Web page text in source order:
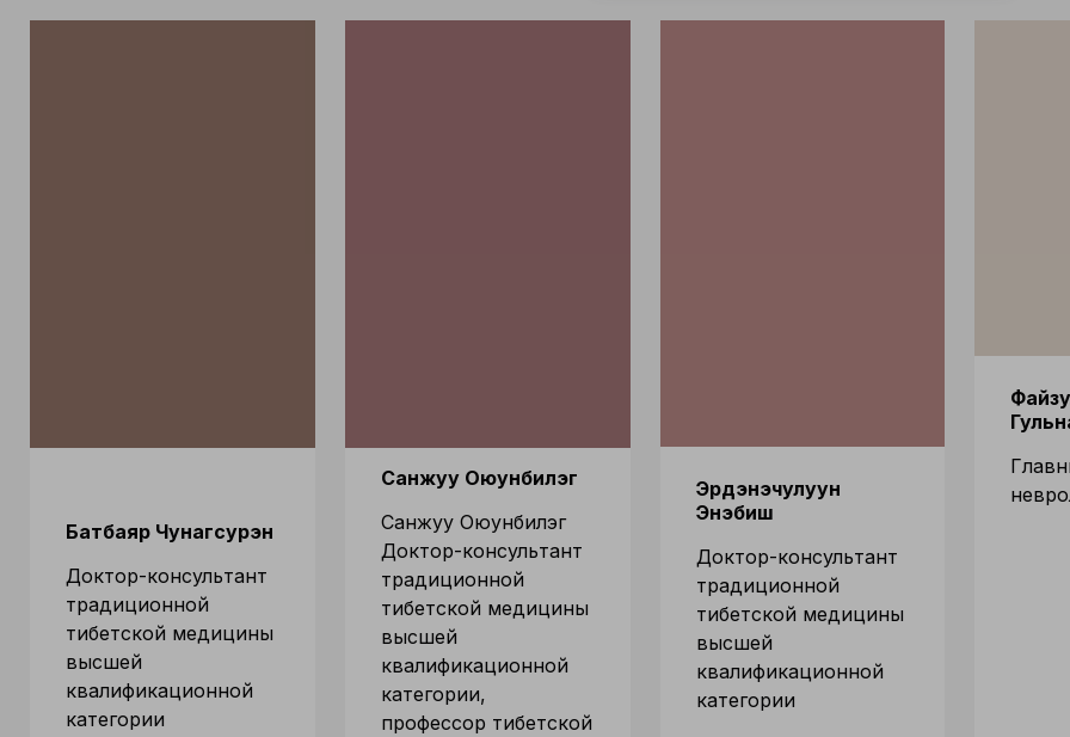
Батбаяр Чунагсурэн
Доктор-консультант
традиционной
тибетской медицины
высшей
квалификационной
категории
Санжуу Оюунбилэг
Санжуу Оюунбилэг
Доктор-консультант
традиционной
тибетской медицины
высшей
квалификационной
категории,
профессор тибетской
Эрдэнэчулуун
Энэбиш
Доктор-консультант
традиционной
тибетской медицины
высшей
квалификационной
категории